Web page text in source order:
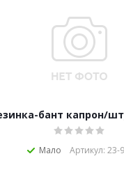
бант капрон/
Мало Артикул: 23-